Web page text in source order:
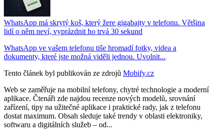
WhatsApp má skrytý koš, který žere gigabajty v telefonu. Většina
lidí o něm neví, vyprázdnit ho trvá 30 sekund
WhatsApp ve vašem telefonu tiše hromadí fotky, videa a
dokumenty, které jste možná viděli jednou. Uvolnit...
Tento článek byl publikován ze zdrojů Mobify.cz
Web se zaměřuje na mobilní telefony, chytré technologie a moderní
aplikace. Čtenáři zde najdou recenze nových modelů, srovnání
zařízení, tipy na užitečné aplikace i praktické rady, jak z telefonu
dostat maximum. Obsah sleduje také trendy v oblasti elektroniky,
softwaru a digitálních služeb – od...